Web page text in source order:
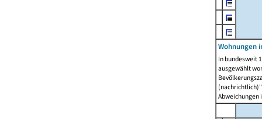
Wohnungen
In bundesweit
ausgewählt
Abweichungen